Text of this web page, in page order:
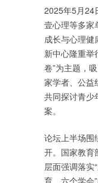
2025年5月24
壹心理等多家
成长与心理健
新中心隆重举
卷”为主题，
家学者、公益
共同探讨青少
案。
论坛上半场围
开。国家教育
层面强调落实